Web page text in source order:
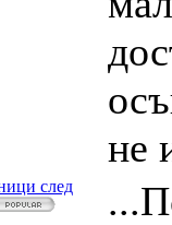
не
след